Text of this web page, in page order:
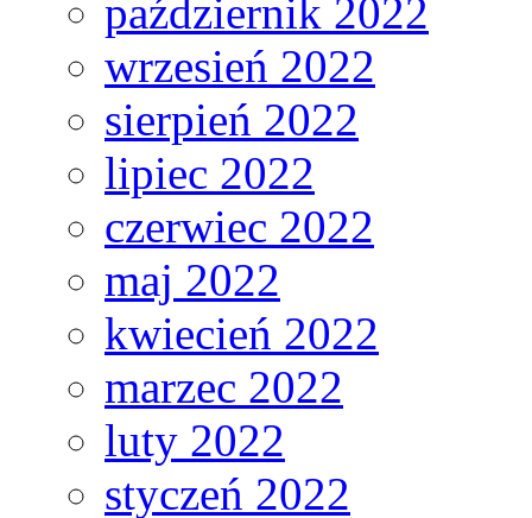
październik 2022
wrzesień 2022
sierpień 2022
lipiec 2022
czerwiec 2022
maj 2022
kwiecień 2022
marzec 2022
luty 2022
styczeń 2022